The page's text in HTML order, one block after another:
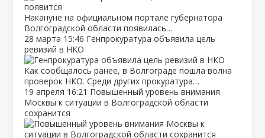
Накануне на официальном портале губернатора
Волгоградской области появилась…
28 марта 15:46 Генпрокуратура объявила цель
ревизий в НКО
Как сообщалось ранее, в Волгограде пошла волна
проверок НКО. Среди других прокуратура…
19 апреля 16:21 Повышенный уровень внимания
Москвы к ситуации в Волгоградской области
сохранится